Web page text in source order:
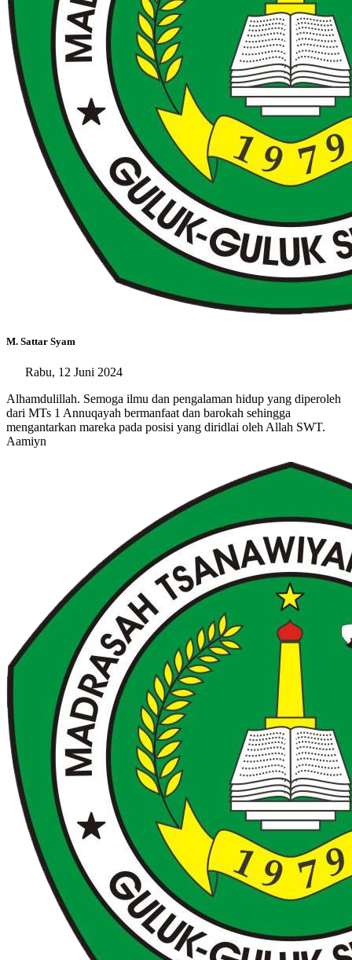
M. Sattar Syam
Rabu, 12 Juni 2024
Alhamdulillah. Semoga ilmu dan pengalaman hidup yang diperoleh
dari MTs 1 Annuqayah bermanfaat dan barokah sehingga
mengantarkan mareka pada posisi yang diridlai oleh Allah SWT.
Aamiyn